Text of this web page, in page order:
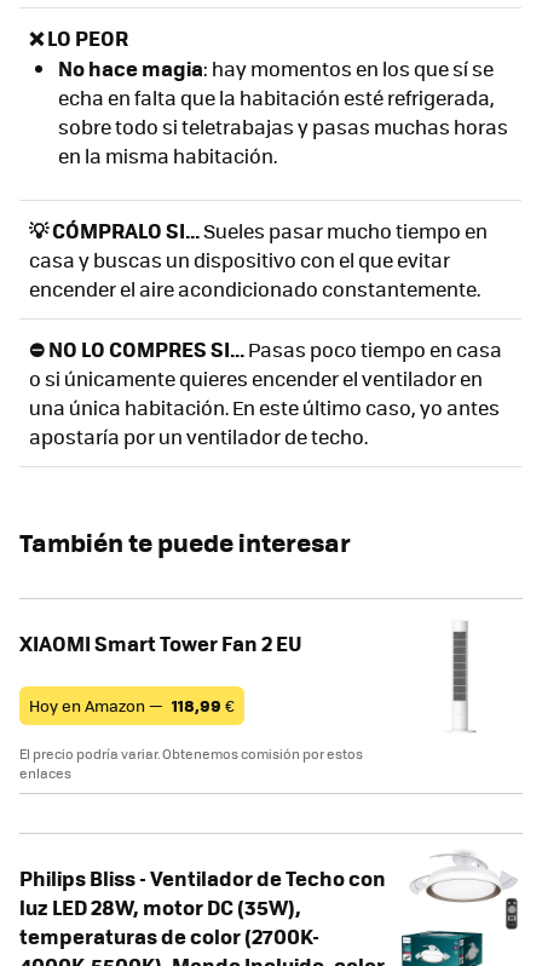
❌ LO PEOR
No hace magia: hay momentos en los que sí se
echa en falta que la habitación esté refrigerada,
sobre todo si teletrabajas y pasas muchas horas
en la misma habitación.
💡 CÓMPRALO SI...Sueles pasar mucho tiempo en
casa y buscas un dispositivo con el que evitar
encender el aire acondicionado constantemente.
⛔ NO LO COMPRES SI...Pasas poco tiempo en casa
o si únicamente quieres encender el ventilador en
una única habitación. En este último caso, yo antes
apostaría por un ventilador de techo.
También te puede interesar
XIAOMI Smart Tower Fan 2 EU
Hoy en Amazon — 118,99 €
El precio podría variar. Obtenemos comisión por estos
enlaces
Philips Bliss - Ventilador de Techo con
luz LED 28W, motor DC (35W),
temperaturas de color (2700K-